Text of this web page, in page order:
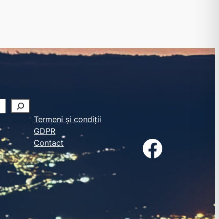
Termeni și condiții
GDPR
Contact
Facebook